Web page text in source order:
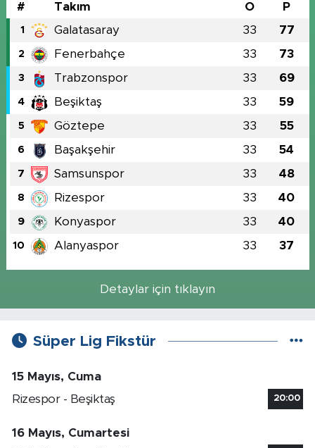
# Takım O P
1 Galatasaray 33 77
2 Fenerbahçe 33 73
3 Trabzonspor 33 69
4 Beşiktaş 33 59
5 Göztepe 33 55
6 Başakşehir 33 54
7 Samsunspor 33 48
8 Rizespor 33 40
9 Konyaspor 33 40
10 Alanyaspor 33 37
Detaylar için tıklayın
Süper Lig Fikstür
15 Mayıs, Cuma
Rizespor - Beşiktaş
20:00
16 Mayıs, Cumartesi